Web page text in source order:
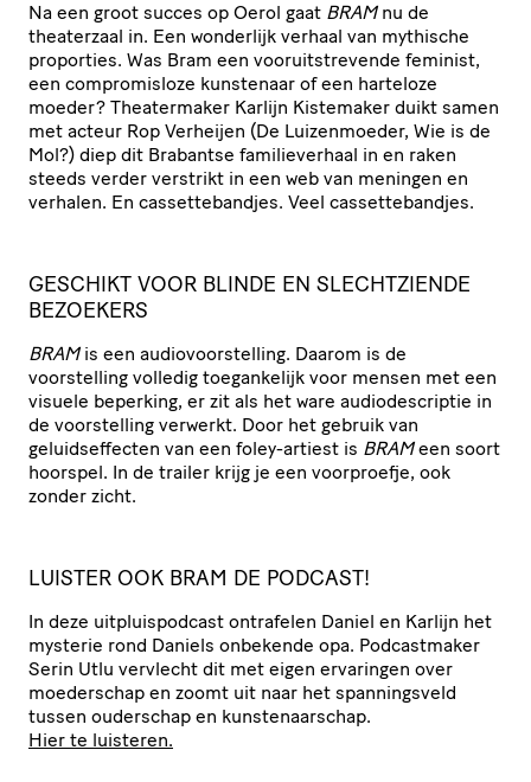
Na een groot succes op Oerol gaat BRAMnu de
theaterzaal in. Een wonderlijk verhaal van mythische
proporties. Was Bram een vooruitstrevende feminist,
een compromisloze kunstenaar of een harteloze
moeder? Theatermaker Karlijn Kistemaker duikt samen
met acteur Rop Verheijen (De Luizenmoeder, Wie is de
Mol?) diep dit Brabantse familieverhaal in en raken
steeds verder verstrikt in een web van meningen en
verhalen. En cassettebandjes. Veel cassettebandjes.
GESCHIKT VOOR BLINDE EN SLECHTZIENDE
BEZOEKERS
BRAMis een audiovoorstelling. Daarom is de
voorstelling volledig toegankelijk voor mensen met een
visuele beperking, er zit als het ware audiodescriptie in
de voorstelling verwerkt. Door het gebruik van
geluidseffecten van een foley-artiest is BRAMeen soort
hoorspel. In de trailer krijg je een voorproefje, ook
zonder zicht.
LUISTER OOK BRAM DE PODCAST!
In deze uitpluispodcast ontrafelen Daniel en Karlijn het
mysterie rond Daniels onbekende opa. Podcastmaker
Serin Utlu vervlecht dit met eigen ervaringen over
moederschap en zoomt uit naar het spanningsveld
tussen ouderschap en kunstenaarschap.
Hier te luisteren.